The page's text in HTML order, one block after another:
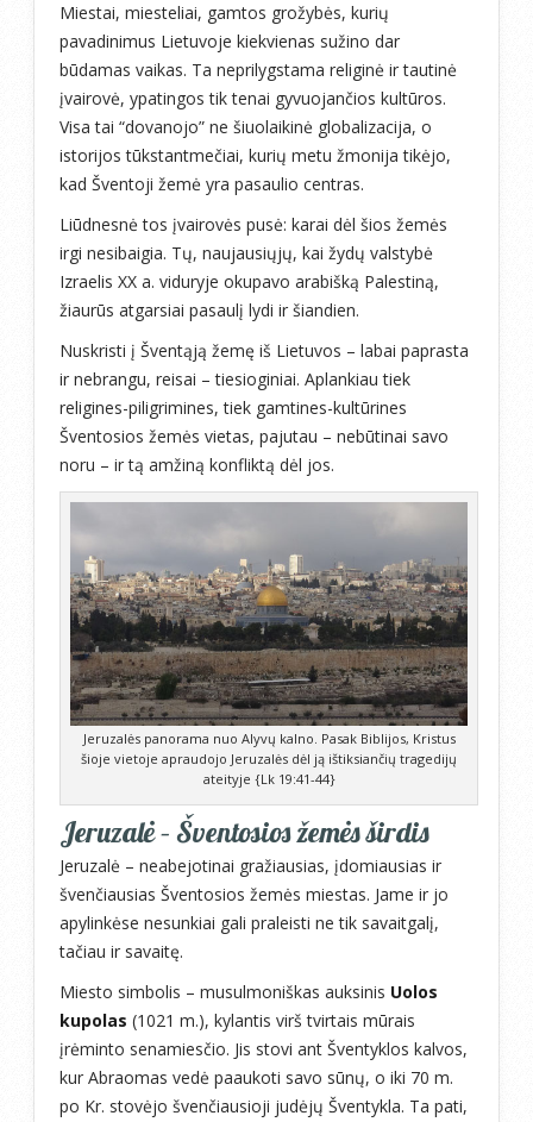
Miestai, miesteliai, gamtos grožybės, kurių
pavadinimus Lietuvoje kiekvienas sužino dar
būdamas vaikas. Ta neprilygstama religinė ir tautinė
įvairovė, ypatingos tik tenai gyvuojančios kultūros.
Visa tai “dovanojo” ne šiuolaikinė globalizacija, o
istorijos tūkstantmečiai, kurių metu žmonija tikėjo,
kad Šventoji žemė yra pasaulio centras.
Liūdnesnė tos įvairovės pusė: karai dėl šios žemės
irgi nesibaigia. Tų, naujausiųjų, kai žydų valstybė
Izraelis XX a. viduryje okupavo arabišką Palestiną,
žiaurūs atgarsiai pasaulį lydi ir šiandien.
Nuskristi į Šventąją žemę iš Lietuvos – labai paprasta
ir nebrangu, reisai – tiesioginiai. Aplankiau tiek
religines-piligrimines, tiek gamtines-kultūrines
Šventosios žemės vietas, pajutau – nebūtinai savo
noru – ir tą amžiną konfliktą dėl jos.
Jeruzalės panorama nuo Alyvų kalno. Pasak Biblijos, Kristus
šioje vietoje apraudojo Jeruzalės dėl ją ištiksiančių tragedijų
ateityje {Lk 19:41-44}
Jeruzalė – Šventosios žemės širdis
Jeruzalė – neabejotinai gražiausias, įdomiausias ir
švenčiausias Šventosios žemės miestas. Jame ir jo
apylinkėse nesunkiai gali praleisti ne tik savaitgalį,
tačiau ir savaitę.
Miesto simbolis – musulmoniškas auksinis Uolos
kupolas (1021 m.), kylantis virš tvirtais mūrais
įrėminto senamiesčio. Jis stovi ant Šventyklos kalvos,
kur Abraomas vedė paaukoti savo sūnų, o iki 70 m.
po Kr. stovėjo švenčiausioji judėjų Šventykla. Ta pati,